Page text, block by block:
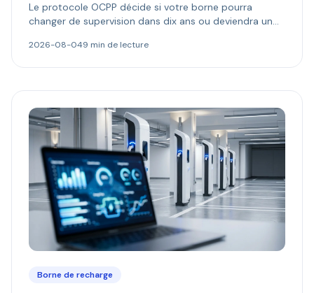
Le protocole OCPP décide si votre borne pourra
changer de supervision dans dix ans ou deviendra un
versions 1.6 et 2.0.1, et comment repérer une borne «
2026-08-049 min de lecture
Borne de recharge